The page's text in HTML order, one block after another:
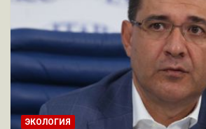
ЭКОЛОГИЯ